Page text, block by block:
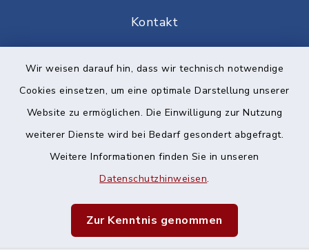
Wir weisen darauf hin, dass wir technisch notwendige
Cookies einsetzen, um eine optimale Darstellung unserer
Website zu ermöglichen. Die Einwilligung zur Nutzung
weiterer Dienste wird bei Bedarf gesondert abgefragt.
Weitere Informationen finden Sie in unseren
Datenschutzhinweisen.
Zur Kenntnis genommen
Kontakt
Datenschutz
Impressum
Sitemap
Cookie-Einstellungen